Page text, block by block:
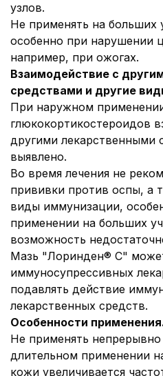
узлов.
Не применять на больших
особенно при нарушении
например, при ожогах.
Взаимодействие с
средствами и другие
При наружном
глюкокортикостероидов
другими лекарственными
выявлено.
Во время лечения не
прививки против оспы, а
виды иммунизации,
применении на больших
возможность
Мазь "Лоринден® С"
иммуносупрессивных
подавлять действие
лекарственных средств.
Особенности
Не применять
длительном применении
кожи увеличивается